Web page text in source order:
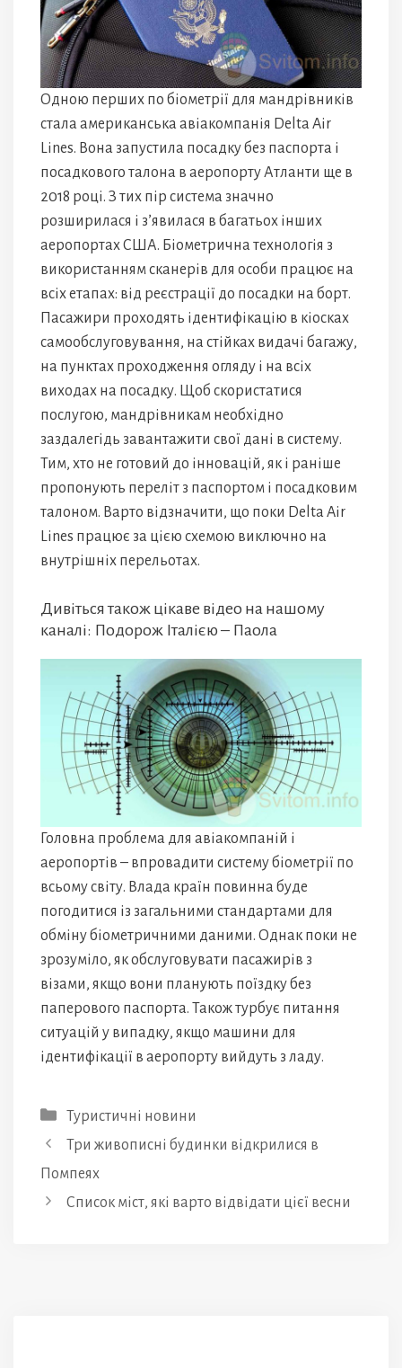
Одною перших по біометрії для мандрівників
стала американська авіакомпанія Delta Air
Lines. Вона запустила посадку без паспорта і
посадкового талона в аеропорту Атланти ще в
2018 році. З тих пір система значно
розширилася і з’явилася в багатьох інших
аеропортах США. Біометрична технологія з
використанням сканерів для особи працює на
всіх етапах: від реєстрації до посадки на борт.
Пасажири проходять ідентифікацію в кіосках
самообслуговування, на стійках видачі багажу,
на пунктах проходження огляду і на всіх
виходах на посадку. Щоб скористатися
послугою, мандрівникам необхідно
заздалегідь завантажити свої дані в систему.
Тим, хто не готовий до інновацій, як і раніше
пропонують переліт з паспортом і посадковим
талоном. Варто відзначити, що поки Delta Air
Lines працює за цією схемою виключно на
внутрішніх перельотах.
Дивіться також цікаве відео на нашому
каналі: Подорож Італією – Паола
Головна проблема для авіакомпаній і
аеропортів – впровадити систему біометрії по
всьому світу. Влада країн повинна буде
погодитися із загальними стандартами для
обміну біометричними даними. Однак поки не
зрозуміло, як обслуговувати пасажирів з
візами, якщо вони планують поїздку без
паперового паспорта. Також турбує питання
ситуацій у випадку, якщо машини для
ідентифікації в аеропорту вийдуть з ладу.
Категорії
Туристичні новини
Три живописні будинки відкрилися в
Помпеях
Список міст, які варто відвідати цієї весни